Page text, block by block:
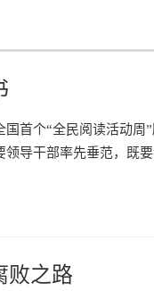
首个“全民阅读活动
导干部率先垂范，既
败之路